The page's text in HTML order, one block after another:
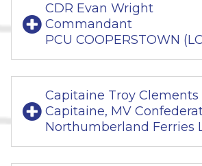
CDR Evan Wright
Commandant
PCU COOPERSTOWN
Capitaine Troy Clements
Capitaine, MV
Northumberland Ferries